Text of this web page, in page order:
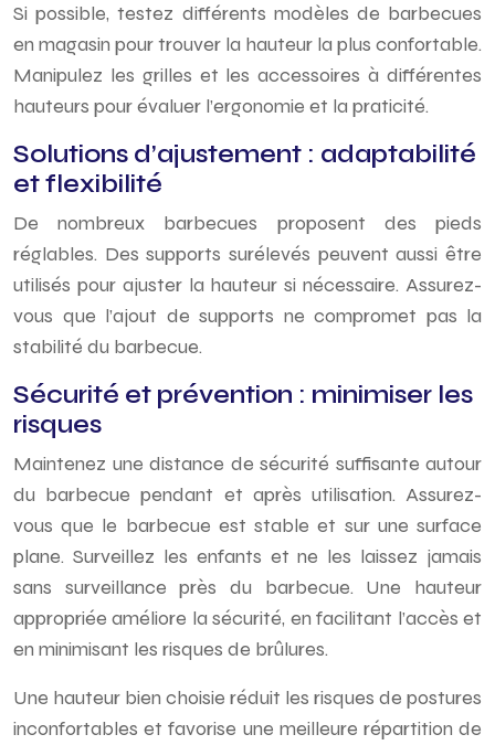
Si possible, testez différents modèles de barbecues
en magasin pour trouver la hauteur la plus confortable.
Manipulez les grilles et les accessoires à différentes
hauteurs pour évaluer l’ergonomie et la praticité.
Solutions d’ajustement : adaptabilité
et flexibilité
De nombreux barbecues proposent des pieds
réglables. Des supports surélevés peuvent aussi être
utilisés pour ajuster la hauteur si nécessaire. Assurez-
vous que l’ajout de supports ne compromet pas la
stabilité du barbecue.
Sécurité et prévention : minimiser les
risques
Maintenez une distance de sécurité suffisante autour
du barbecue pendant et après utilisation. Assurez-
vous que le barbecue est stable et sur une surface
plane. Surveillez les enfants et ne les laissez jamais
sans surveillance près du barbecue. Une hauteur
appropriée améliore la sécurité, en facilitant l’accès et
en minimisant les risques de brûlures.
Une hauteur bien choisie réduit les risques de postures
inconfortables et favorise une meilleure répartition de